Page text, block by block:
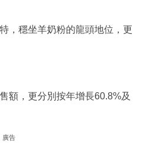
，穩坐羊奶粉的龍頭地位，更
額，更分別按年增長60.8%及
廣告